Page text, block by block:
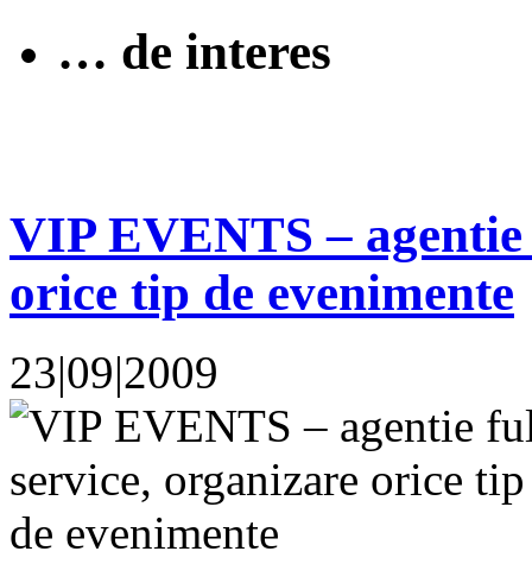
… de interes
VIP EVENTS –
orice tip de evenimente
23|09|2009